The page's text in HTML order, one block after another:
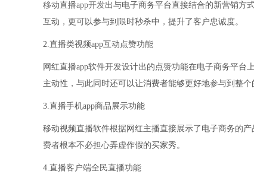
移动直播app开发出与电子商务平台直接结合的新营销方
互动，更可以参与到限时秒杀中，提升了客户忠诚度。
2.直播类视频app互动点赞功能
网红直播app软件开发设计出的点赞功能在电子商务平
主动性，与此同时还可以让消费者能够更好地参与到整个
3.直播手机app商品展示功能
移动视频直播软件根据网红主播直接展示了电子商务的
费者根本不必担心弄虚作假的买家秀。
4.直播客户端全民直播功能